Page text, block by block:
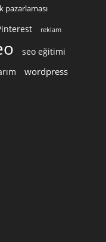
pazarlaması
reklam
seo eğitimi
wordpress